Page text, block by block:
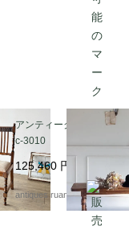
アンティークベンチ F
c-3010
125,460 円
antiques ruan